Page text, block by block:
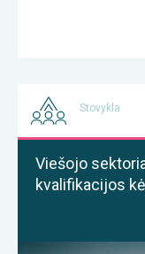
Stovykla
Viešojo
kvalifikacijos